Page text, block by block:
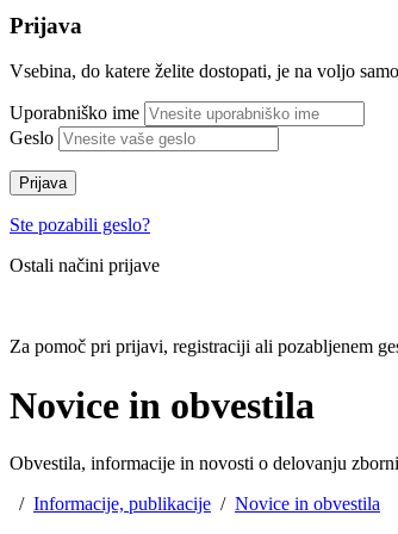
Prijava
Vsebina, do katere želite dostopati, je na voljo
Uporabniško ime
Geslo
Prijava
Ste pozabili geslo?
Ostali načini prijave
Za pomoč pri prijavi, registraciji ali pozabljenem
Novice in obvestila
Obvestila, informacije in novosti o delovanju
/ Informacije, publikacije / Novice in obvestila